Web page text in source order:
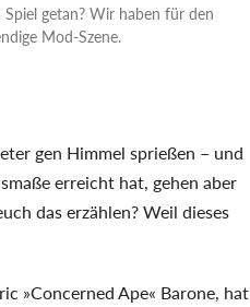
getan? Wir haben für den
Mod-Szene.
gen Himmel sprießen – und
erreicht hat, gehen aber
das erzählen? Weil dieses
»Concerned Ape« Barone, hat